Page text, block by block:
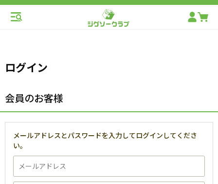
ログイン
会員のお客様
メールアドレスとパスワードを入力してログインしてくださ
い。